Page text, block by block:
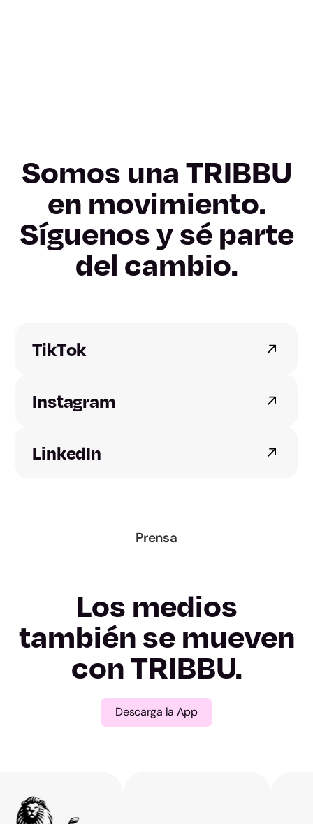
Barcelona
Girona
Lleida
Tarragona
Valencia
Lugo
Ourense
Pontevedra
Madrid
Murcia
Somos una TRIBBU
en movimiento.
Síguenos y sé parte
del cambio.
TikTok
Instagram
LinkedIn
Prensa
Los medios
también se mueven
con TRIBBU.
Descarga la App